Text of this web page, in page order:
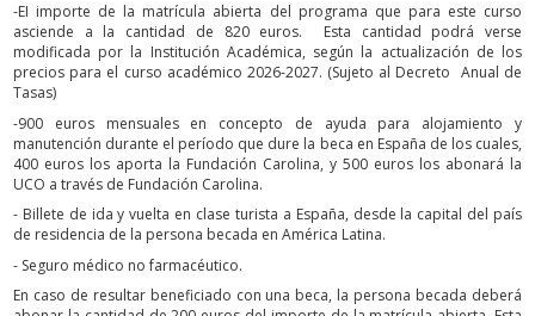
-EI importe de la matrícula abierta del programa que para este curso
asciende a la cantidad de 820 euros. Esta cantidad podrá verse
modificada por la Institución Académica, según la actualización de los
precios para el curso académico 2026-2027. (Sujeto al Decreto Anual de
Tasas)
-900 euros mensuales en concepto de ayuda para alojamiento y
manutención durante el período que dure la beca en España de los cuales,
400 euros los aporta la Fundación Carolina, y 500 euros los abonará la
UCO a través de Fundación Carolina.
- Billete de ida y vuelta en clase turista a España, desde la capital del país
de residencia de la persona becada en América Latina.
- Seguro médico no farmacéutico.
En caso de resultar beneficiado con una beca, la persona becada deberá